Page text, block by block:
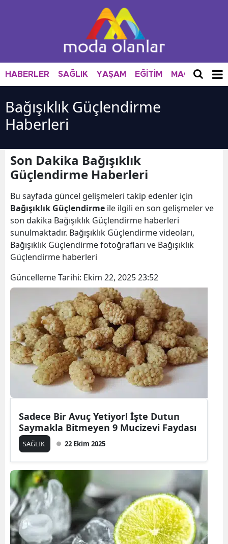
HABERLER SAĞLIK YAŞAM EĞİTİM MAGAZİN
Bağışıklık Güçlendirme
Haberleri
Son Dakika Bağışıklık
Güçlendirme Haberleri
Bu sayfada güncel gelişmeleri takip edenler için
Bağışıklık Güçlendirme ile ilgili en son gelişmeler ve
son dakika Bağışıklık Güçlendirme haberleri
sunulmaktadır. Bağışıklık Güçlendirme videoları,
Bağışıklık Güçlendirme fotoğrafları ve Bağışıklık
Güçlendirme haberleri
Güncelleme Tarihi: Ekim 22, 2025 23:52
Sadece Bir Avuç Yetiyor! İşte Dutun
Saymakla Bitmeyen 9 Mucizevi Faydası
SAĞLIK 22 Ekim 2025